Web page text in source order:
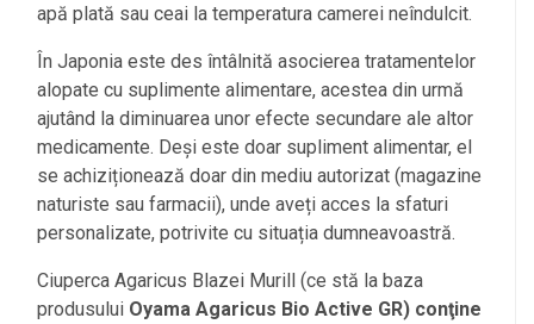
apă plată sau ceai la temperatura camerei neîndulcit.
În Japonia este des întâlnită asocierea tratamentelor
alopate cu suplimente alimentare, acestea din urmă
ajutând la diminuarea unor efecte secundare ale altor
medicamente. Deși este doar supliment alimentar, el
se achiziționează doar din mediu autorizat (magazine
naturiste sau farmacii), unde aveți acces la sfaturi
personalizate, potrivite cu situația dumneavoastră.
Ciuperca Agaricus Blazei Murill (ce stă la baza
produsului Oyama Agaricus Bio Active GR) conţine